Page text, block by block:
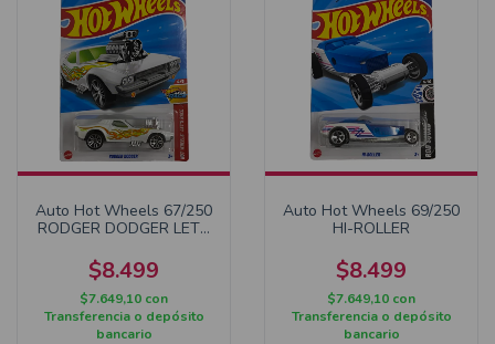
Auto Hot Wheels 67/250
RODGER DODGER LETS
$8.499
$7.649,10 con
Transferencia o depósito
bancario
Auto Hot Wheels 69/250
HI-ROLLER
$8.499
$7.649,10 con
Transferencia o depósito
bancario